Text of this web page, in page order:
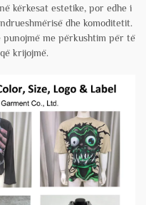
kërkesat estetike, por edhe i
dhe komoditetit.
me përkushtim për të
krijojmë.